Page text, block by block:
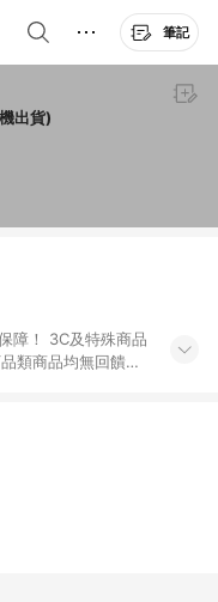
筆記
出貨)
障！ 3C及特殊商品
適用] -內接硬
心商店之商品：商
利金/紅利折抵/折